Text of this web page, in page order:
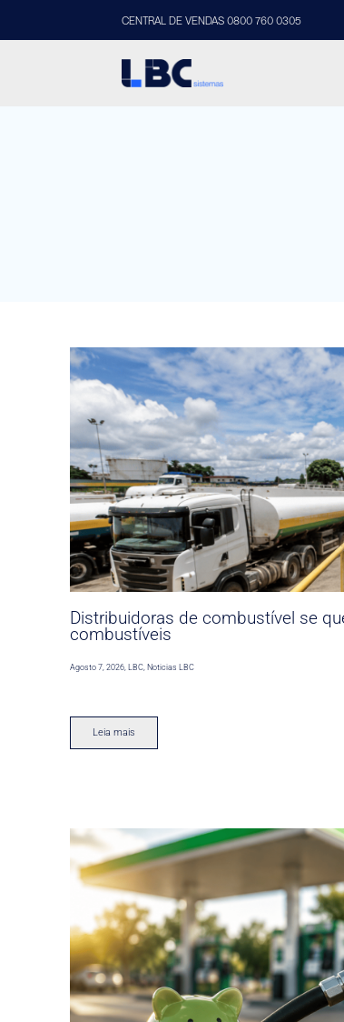
CENTRAL DE VENDAS 0800 760 0305
Distribuidoras de combustível se
combustíveis
Agosto 7, 2026,LBC,Noticias LBC
Leia mais